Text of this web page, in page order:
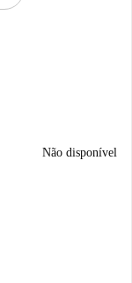
Não disponível